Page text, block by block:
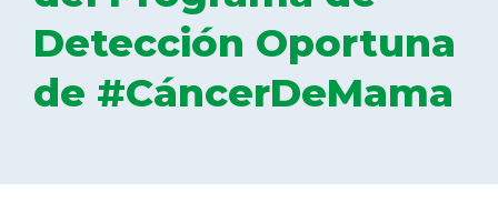
SECCIONES
Detección Oportuna
de #CáncerDeMama